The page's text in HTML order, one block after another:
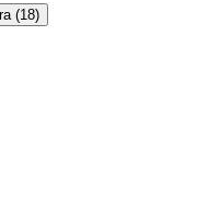
(18)